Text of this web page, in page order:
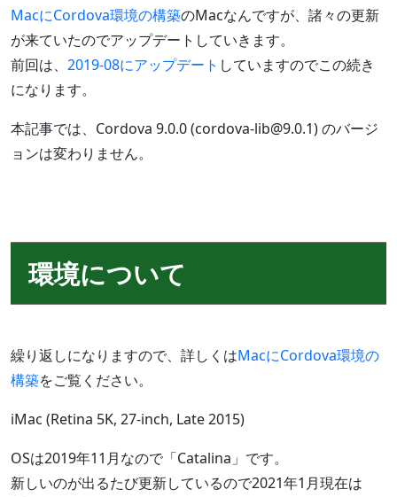
MacにCordova環境の構築のMacなんですが、諸々の更新
が来ていたのでアップデートしていきます。
前回は、 2019-08にアップデート していますのでこの続き
になります。
本記事では、Cordova 9.0.0 (cordova-lib@9.0.1) のバージ
ョンは変わりません。
環境について
繰り返しになりますので、詳しくはMacにCordova環境の
構築をご覧ください。
iMac (Retina 5K, 27-inch, Late 2015)
OSは2019年11月なので「Catalina」です。
新しいのが出るたび更新しているので2021年1月現在は